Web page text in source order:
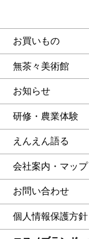
お買いもの
無茶々美術館
お知らせ
研修・農業体験
えんえん語る
会社案内・マップ
お問い合わせ
個人情報保護方針